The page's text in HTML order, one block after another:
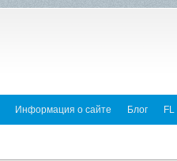
Информация о сайте Блог